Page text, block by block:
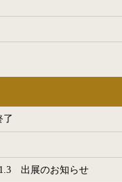
了
出展のお知らせ